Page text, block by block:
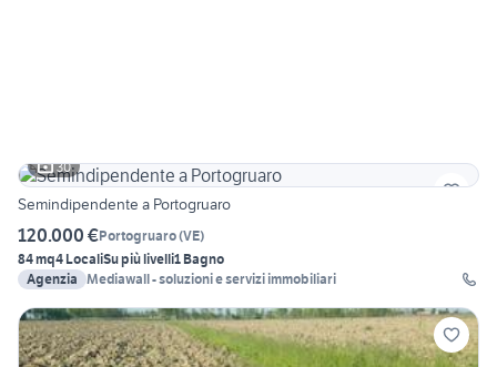
30
Semindipendente a Portogruaro
120.000 €Portogruaro(VE)
84 mq4 LocaliSu più livelli1 Bagno
Agenzia Mediawall - soluzioni e servizi immobiliari